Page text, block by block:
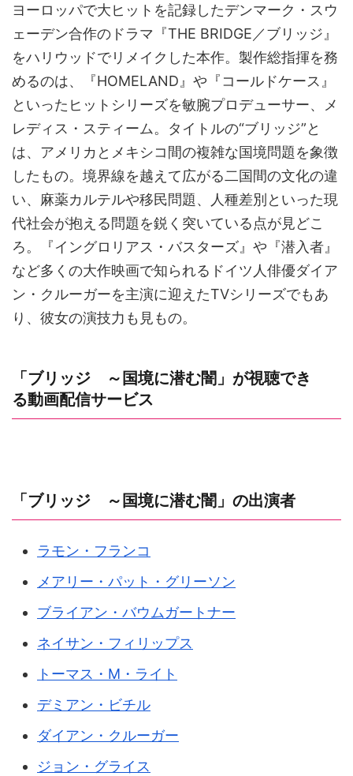
ヨーロッパで大ヒットを記録したデンマーク・スウ
ェーデン合作のドラマ『THE BRIDGE／ブリッジ』
をハリウッドでリメイクした本作。製作総指揮を務
めるのは、『HOMELAND』や『コールドケース』
といったヒットシリーズを敏腕プロデューサー、メ
レディス・スティーム。タイトルの“ブリッジ”と
は、アメリカとメキシコ間の複雑な国境問題を象徴
したもの。境界線を越えて広がる二国間の文化の違
い、麻薬カルテルや移民問題、人種差別といった現
代社会が抱える問題を鋭く突いている点が見どこ
ろ。『イングロリアス・バスターズ』や『潜入者』
など多くの大作映画で知られるドイツ人俳優ダイア
ン・クルーガーを主演に迎えたTVシリーズでもあ
り、彼女の演技力も見もの。
「ブリッジ ～国境に潜む闇」が視聴でき
る動画配信サービス
「ブリッジ ～国境に潜む闇」の出演者
ラモン・フランコ
メアリー・パット・グリーソン
ブライアン・バウムガートナー
ネイサン・フィリップス
トーマス・M・ライト
デミアン・ビチル
ダイアン・クルーガー
ジョン・グライス